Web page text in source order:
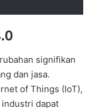
signifikan
dan jasa.
of Things (IoT),
dapat